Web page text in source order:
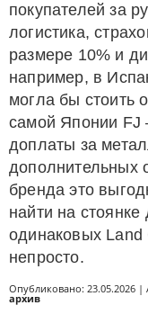
покупателей за
логистика,
размере 10% и
например, в
могла бы стоить
самой Японии FJ
доплаты за
дополнительных
бренда это
найти на
одинаковых Land
непросто.
Опубликовано: 23.05.2026 |
архив